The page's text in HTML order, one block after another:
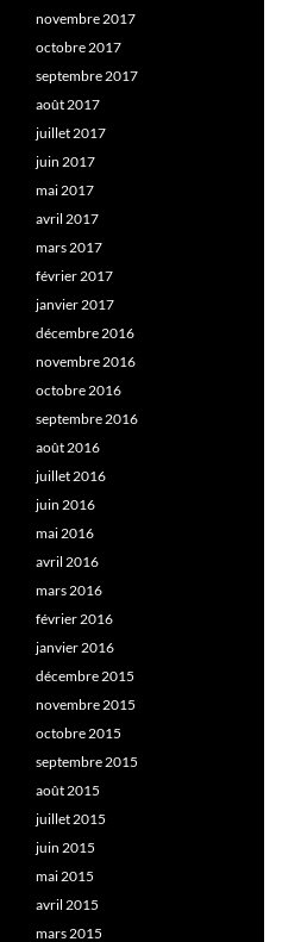
novembre 2017
octobre 2017
septembre 2017
août 2017
juillet 2017
juin 2017
mai 2017
avril 2017
mars 2017
février 2017
janvier 2017
décembre 2016
novembre 2016
octobre 2016
septembre 2016
août 2016
juillet 2016
juin 2016
mai 2016
avril 2016
mars 2016
février 2016
janvier 2016
décembre 2015
novembre 2015
octobre 2015
septembre 2015
août 2015
juillet 2015
juin 2015
mai 2015
avril 2015
mars 2015